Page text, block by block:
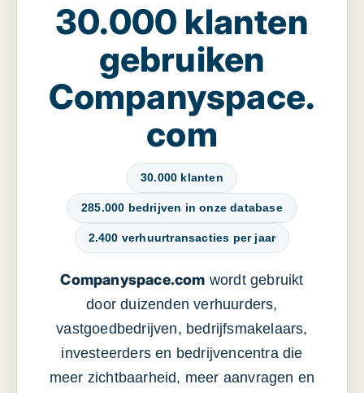
30.000 klanten
gebruiken
Companyspace.
com
30.000 klanten
285.000 bedrijven in onze database
2.400 verhuurtransacties per jaar
Companyspace.com wordt gebruikt
door duizenden verhuurders,
vastgoedbedrijven, bedrijfsmakelaars,
investeerders en bedrijvencentra die
meer zichtbaarheid, meer aanvragen en